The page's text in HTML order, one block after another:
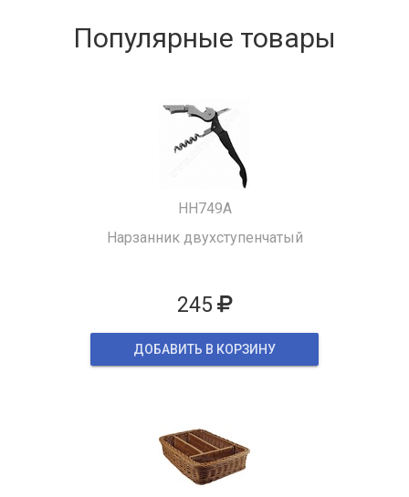
Популярные товары
HH749A
Нарзанник двухступенчатый
245
ДОБАВИТЬ В КОРЗИНУ